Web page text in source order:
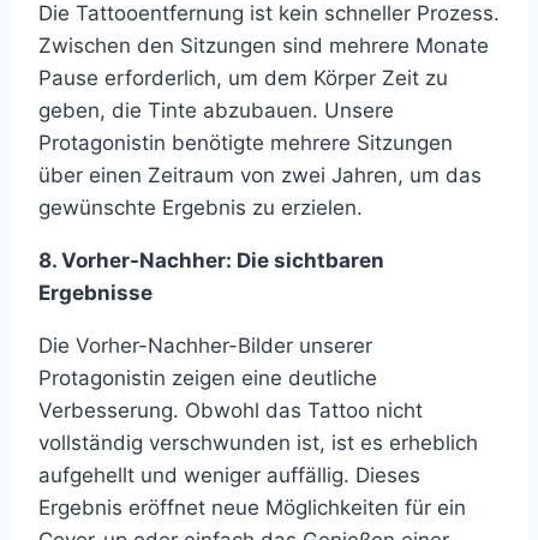
Die Tattooentfernung ist kein schneller Prozess.
Zwischen den Sitzungen sind mehrere Monate
Pause erforderlich, um dem Körper Zeit zu
geben, die Tinte abzubauen. Unsere
Protagonistin benötigte mehrere Sitzungen
über einen Zeitraum von zwei Jahren, um das
gewünschte Ergebnis zu erzielen.
8. Vorher-Nachher: Die sichtbaren
Ergebnisse
Die Vorher-Nachher-Bilder unserer
Protagonistin zeigen eine deutliche
Verbesserung. Obwohl das Tattoo nicht
vollständig verschwunden ist, ist es erheblich
aufgehellt und weniger auffällig. Dieses
Ergebnis eröffnet neue Möglichkeiten für ein